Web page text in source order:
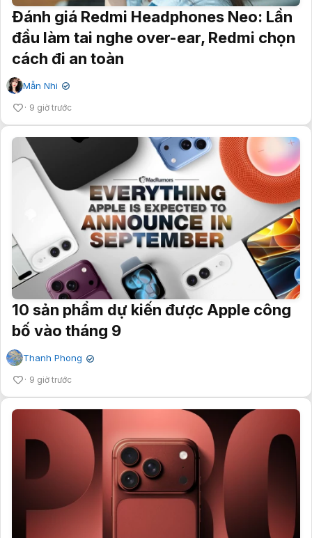
Đánh giá Redmi Headphones Neo: Lần
đầu làm tai nghe over-ear, Redmi chọn
cách đi an toàn
Mẫn Nhi ✔
9 giờ trước
10 sản phẩm dự kiến được Apple công
bố vào tháng 9
Thanh Phong ✔
9 giờ trước